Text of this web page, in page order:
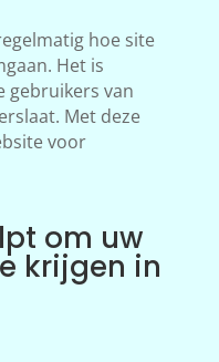
hoe site
Het is
gebruikers van
Met deze
voor
om uw
krijgen in